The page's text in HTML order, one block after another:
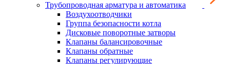
Трубопроводная арматура и автоматика
Воздухоотводчики
Группа безопасности котла
Дисковые поворотные затворы
Клапаны балансировочные
Клапаны обратные
Клапаны регулирующие